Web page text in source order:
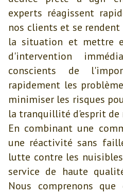
experts réagissent
nos clients et se
la situation et mettre
d'intervention
conscients de
rapidement les
minimiser les risques
la tranquillité d'esprit de
En combinant une
une réactivité sans
lutte contre les
service de haute
Nous comprenons